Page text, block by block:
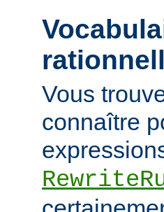
Vous
connaître